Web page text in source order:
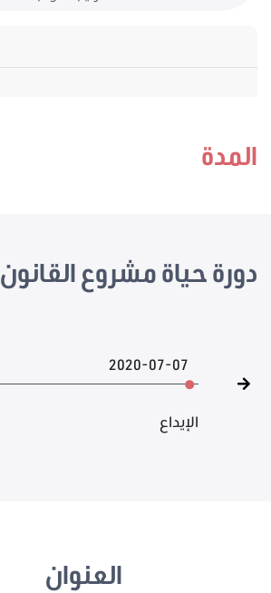
المدة
دورة حياة مشروع القانون
2020-07-07
الإيداع
العنوان